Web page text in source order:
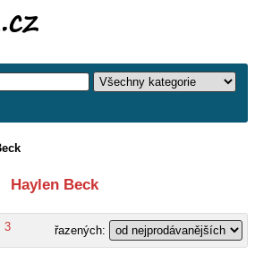
Haylen Beck
3 řazených: